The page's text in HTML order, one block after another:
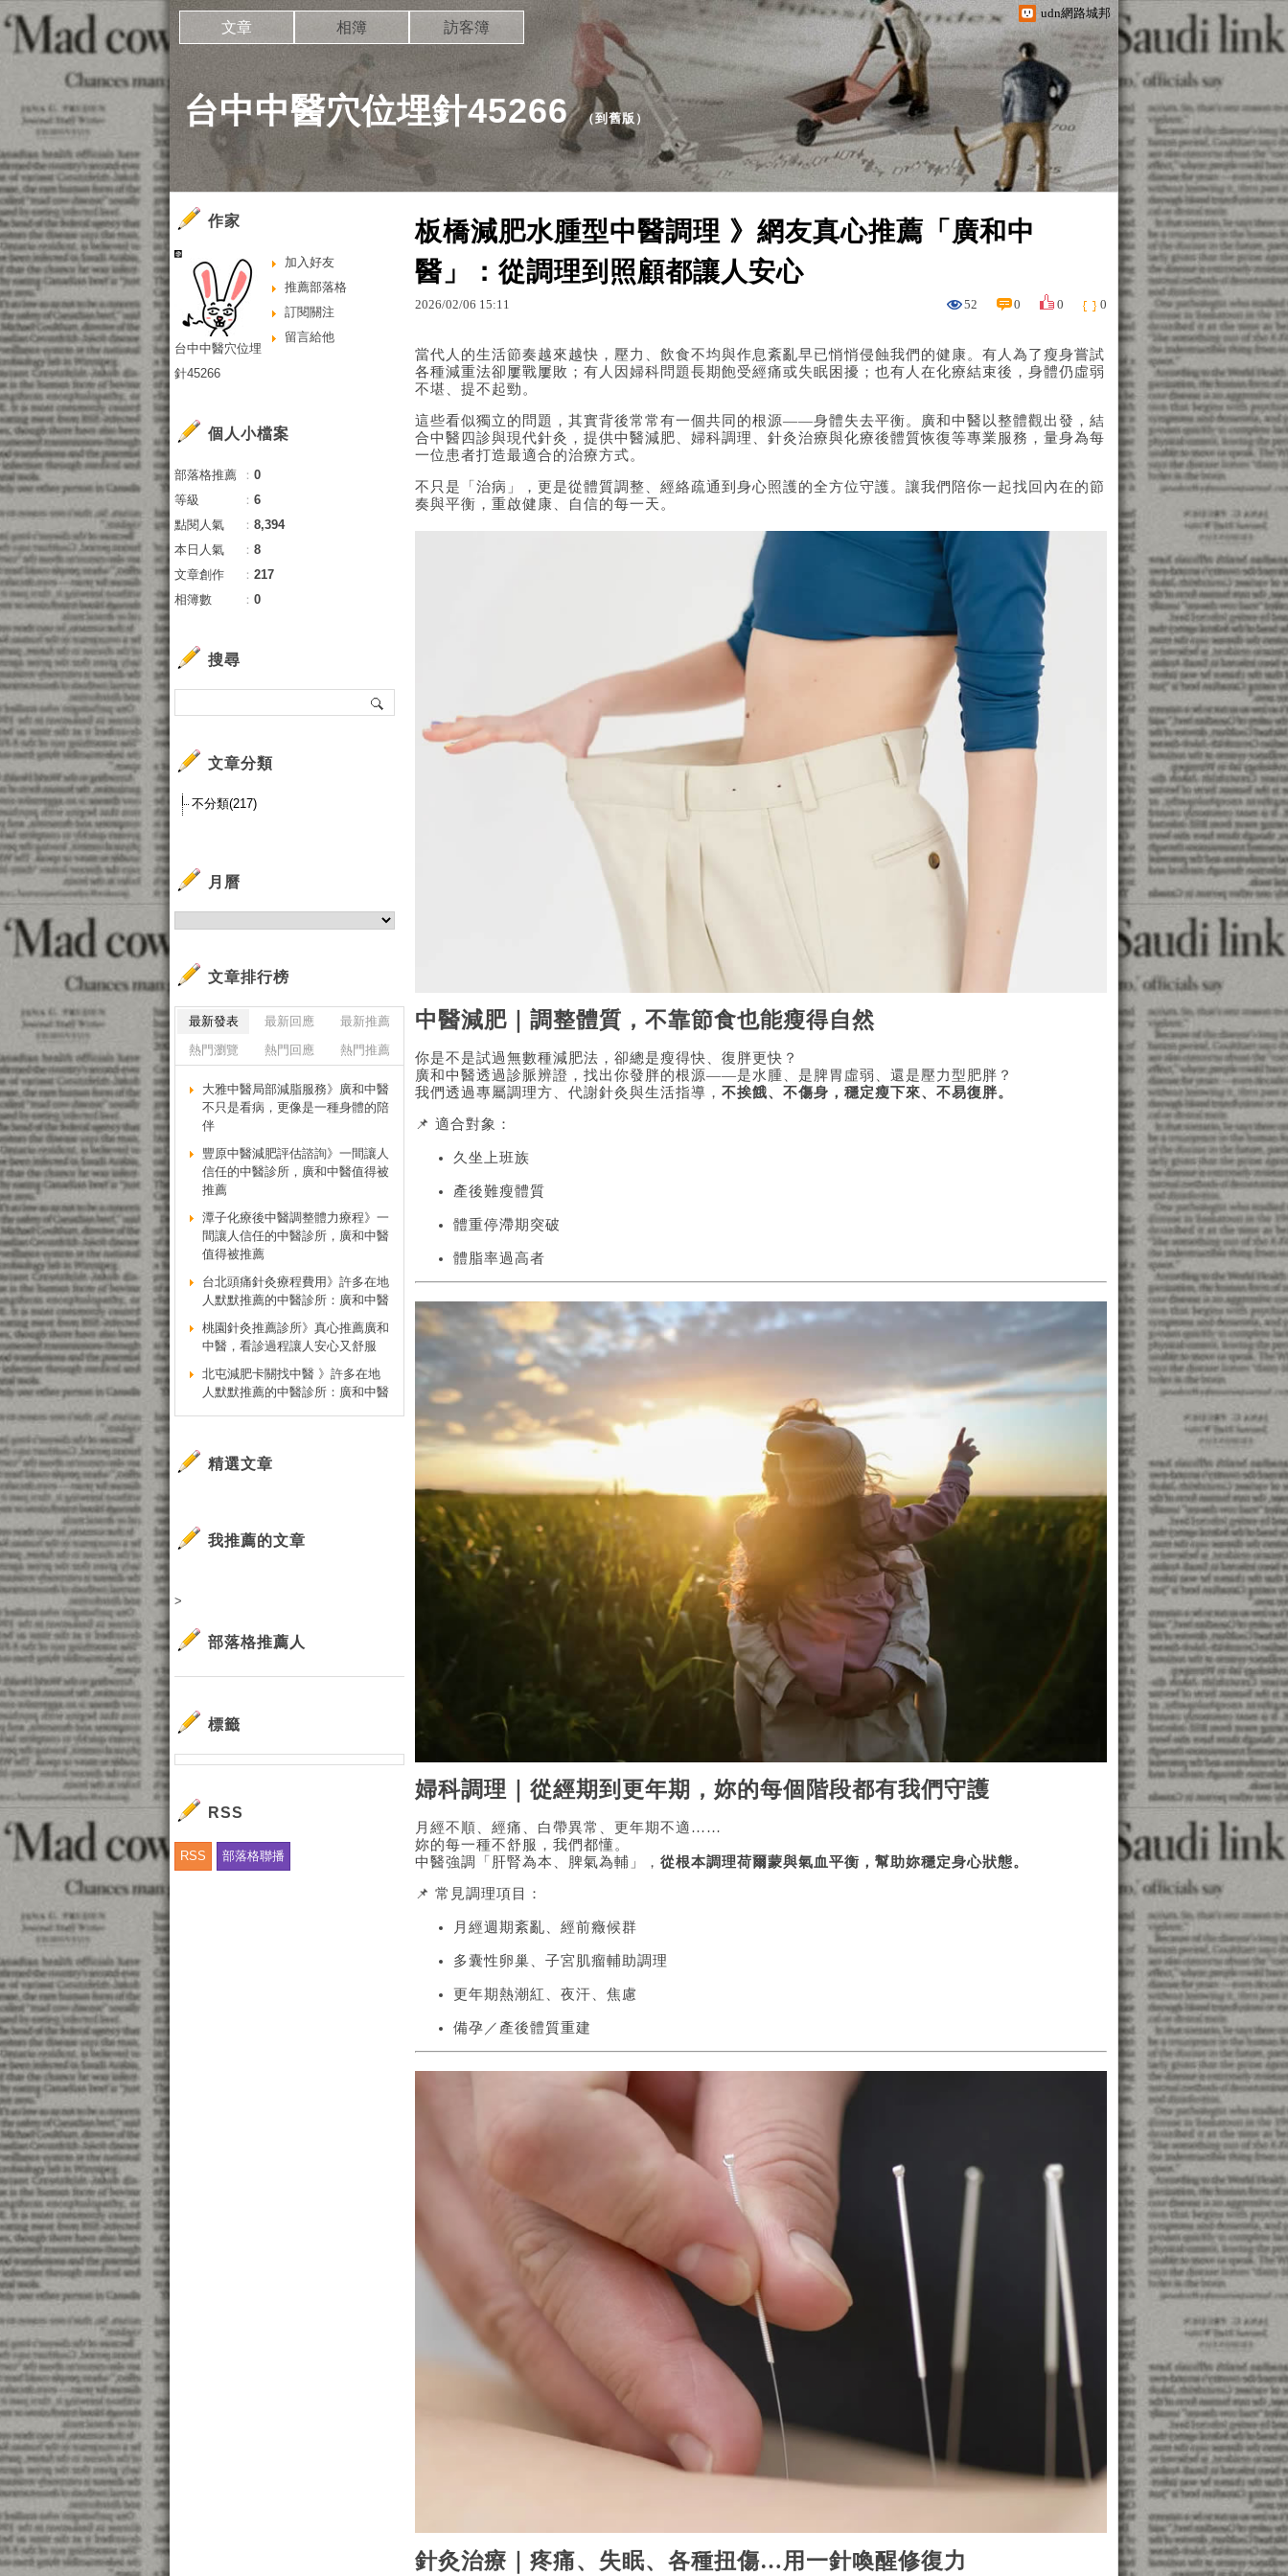
udn網路城邦
台中中醫穴位埋針45266（到舊版 ）
文章 相簿 訪客簿
板橋減肥水腫型中醫調理 》網友真心推薦「廣和中
醫」：從調理到照顧都讓人安心
2026/02/06 15:11 52 0 0 0
當代人的生活節奏越來越快，壓力、飲食不均與作息紊亂早已悄悄侵蝕我們的健康。有人為了瘦身嘗試
各種減重法卻屢戰屢敗；有人因婦科問題長期飽受經痛或失眠困擾；也有人在化療結束後，身體仍虛弱
不堪、提不起勁。
這些看似獨立的問題，其實背後常常有一個共同的根源——身體失去平衡。廣和中醫以整體觀出發，結
合中醫四診與現代針灸，提供中醫減肥、婦科調理、針灸治療與化療後體質恢復等專業服務，量身為每
一位患者打造最適合的治療方式。
不只是「治病」，更是從體質調整、經絡疏通到身心照護的全方位守護。讓我們陪你一起找回內在的節
奏與平衡，重啟健康、自信的每一天。
中醫減肥｜調整體質，不靠節食也能瘦得自然
你是不是試過無數種減肥法，卻總是瘦得快、復胖更快？
廣和中醫透過診脈辨證，找出你發胖的根源——是水腫、是脾胃虛弱、還是壓力型肥胖？
我們透過專屬調理方、代謝針灸與生活指導， 不挨餓、不傷身，穩定瘦下來、不易復胖。
📌 適合對象：
久坐上班族
產後難瘦體質
體重停滯期突破
體脂率過高者
婦科調理｜從經期到更年期，妳的每個階段都有我們守護
月經不順、經痛、白帶異常、更年期不適……
妳的每一種不舒服，我們都懂。
中醫強調「肝腎為本、脾氣為輔」， 從根本調理荷爾蒙與氣血平衡，幫助妳穩定身心狀態。
📌 常見調理項目：
月經週期紊亂、經前癥候群
多囊性卵巢、子宮肌瘤輔助調理
更年期熱潮紅、夜汗、焦慮
備孕／產後體質重建
針灸治療｜疼痛、失眠、各種扭傷…用一針喚醒修復力
作家
加入好友
推薦部落格
訂閱關注
留言給他
台中中醫穴位埋
針45266
個人小檔案
部落格推薦 ： 0
等級
： 6
點閱人氣
： 8,394
本日人氣
： 8
文章創作
： 217
相簿數
： 0
搜尋
文章分類
不分類(217)
月曆
文章排行榜
最新發表 最新回應
最新推薦
熱門瀏覽
熱門回應 熱門推薦
大雅中醫局部減脂服務》廣和中醫
不只是看病，更像是一種身體的陪
伴
豐原中醫減肥評估諮詢》一間讓人
信任的中醫診所，廣和中醫值得被
推薦
潭子化療後中醫調整體力療程》一
間讓人信任的中醫診所，廣和中醫
值得被推薦
台北頭痛針灸療程費用》許多在地
人默默推薦的中醫診所：廣和中醫
桃園針灸推薦診所》真心推薦廣和
中醫，看診過程讓人安心又舒服
北屯減肥卡關找中醫 》許多在地
人默默推薦的中醫診所：廣和中醫
精選文章
我推薦的文章
>
部落格推薦人
標籤
RSS
RSS 部落格聯播